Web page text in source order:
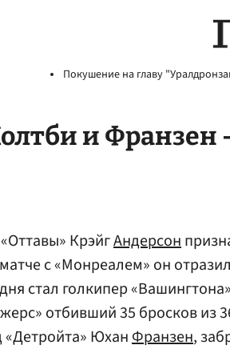
Покушение на главу
и Франзен
КрэйгАндерсон
с «Монреалем» он
стал голкипер
отбивший 35 бросков из
ЮханФранзен,